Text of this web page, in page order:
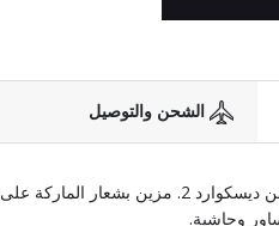
الشحن والتوصيل
سترة رياضية هودى بسحاب للأولاد أسود من ديسكوارد 2. مزين بشعار الماركة على
وحاشية.